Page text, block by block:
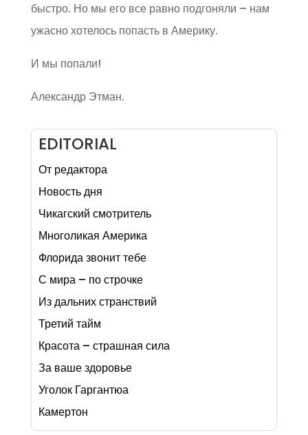
быстро. Но мы его все равно подгоняли – нам
ужасно хотелось попасть в Америку.
И мы попали!
Александр Этман.
EDITORIAL
От редактора
Новость дня
Чикагский смотритель
Многоликая Америка
Флорида звонит тебе
С мира – по строчке
Из дальних странствий
Третий тайм
Красота – страшная сила
За ваше здоровье
Уголок Гаргантюа
Камертон